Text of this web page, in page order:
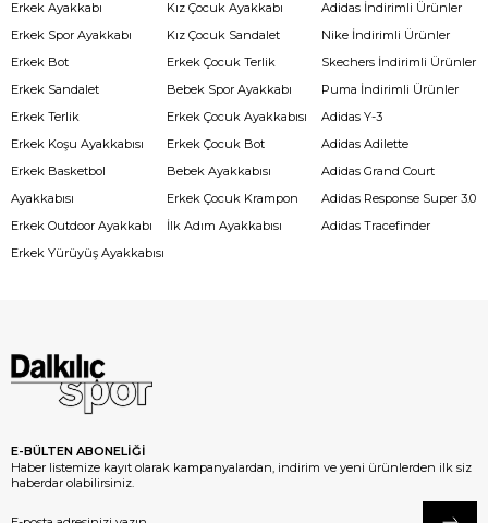
Erkek Ayakkabı
Erkek Spor Ayakkabı
Erkek Bot
Erkek Sandalet
Erkek Terlik
Erkek Koşu Ayakkabısı
Erkek Basketbol
Ayakkabısı
Erkek Outdoor Ayakkabı
Erkek Yürüyüş Ayakkabısı
Kız Çocuk Ayakkabı
Kız Çocuk Sandalet
Erkek Çocuk Terlik
Bebek Spor Ayakkabı
Erkek Çocuk Ayakkabısı
Erkek Çocuk Bot
Bebek Ayakkabısı
Erkek Çocuk Krampon
İlk Adım Ayakkabısı
Adidas İndirimli Ürünler
Nike İndirimli Ürünler
Skechers İndirimli Ürünler
Puma İndirimli Ürünler
Adidas Y-3
Adidas Adilette
Adidas Grand Court
Adidas Response Super 3.0
Adidas Tracefinder
E-BÜLTEN ABONELİĞİ
Haber listemize kayıt olarak kampanyalardan, indirim ve yeni ürünlerden ilk siz
haberdar olabilirsiniz.